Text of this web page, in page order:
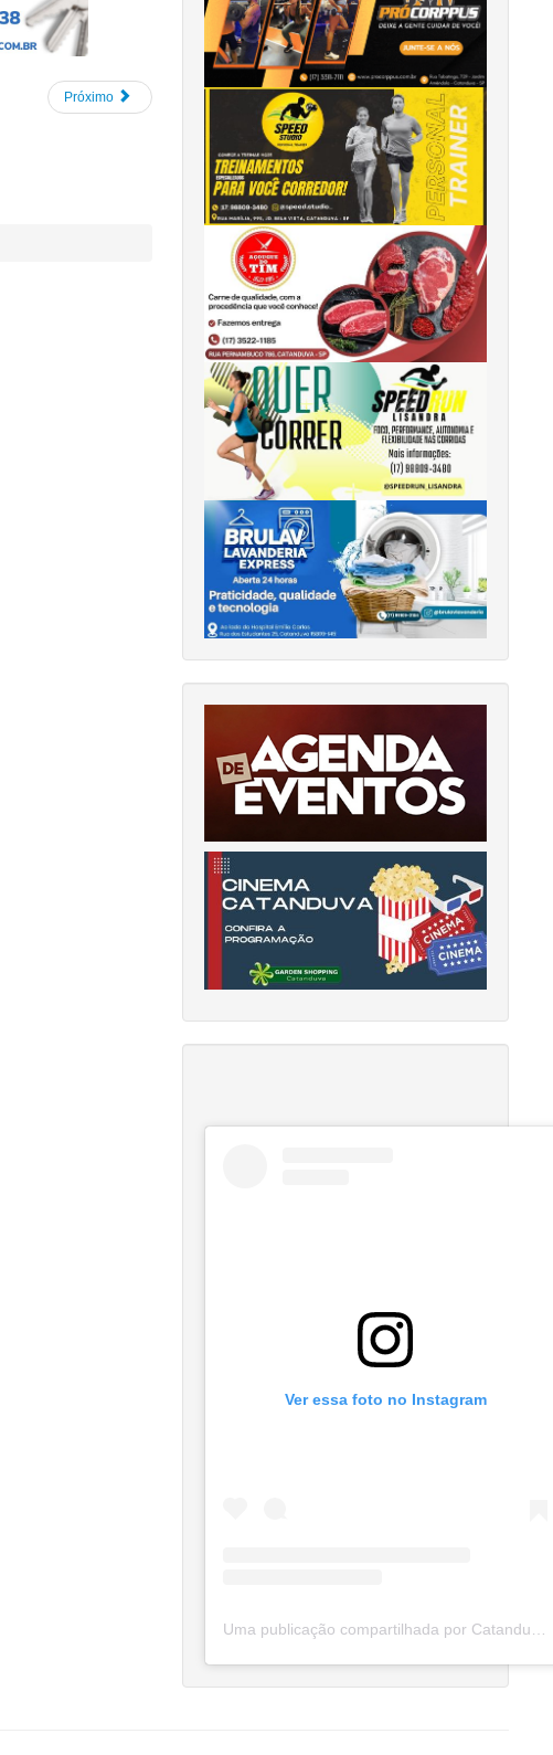
Próximo
Ver essa foto no Instagram